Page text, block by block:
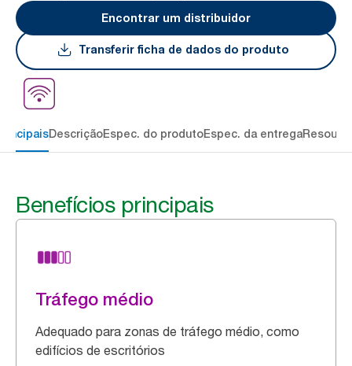
Encontrar um distribuidor
Transferir ficha de dados do produto
DescriçãoEspec. do produtoEspec. da entrega
Benefícios principais
Tráfego médio
Adequado para zonas de tráfego médio, como
edifícios de escritórios